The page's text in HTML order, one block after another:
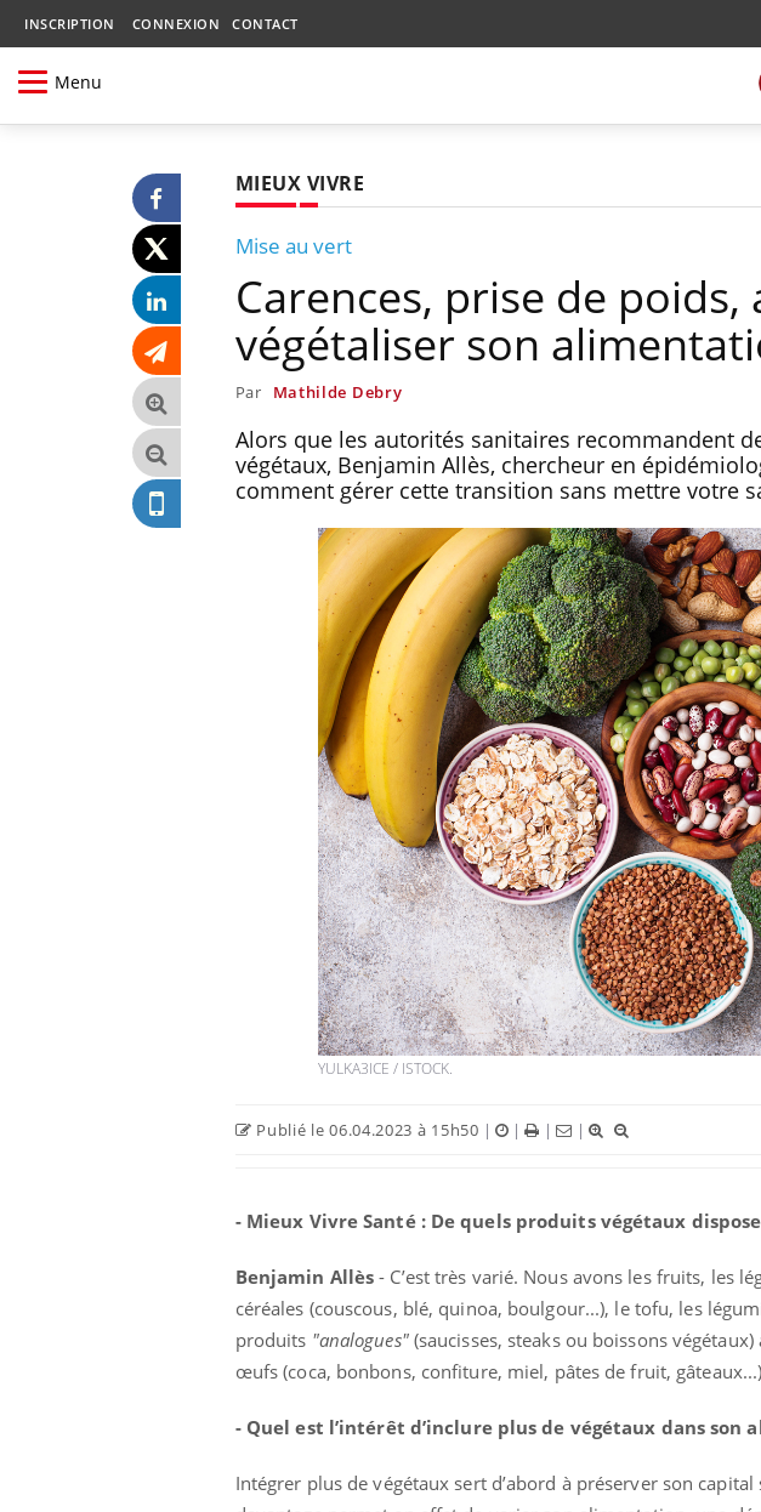
INSCRIPTION CONNEXION CONTACT
Menu
MIEUX VIVRE
Mise au vert
Carences, prise de
végétaliser son
Par Mathilde Debry
Alors que les autorités sanitaires recommandent
végétaux, Benjamin Allès, chercheur en
comment gérer cette transition sans mettre votre
YULKA3ICE / ISTOCK.
Publié le 06.04.2023 à 15h50 | | | |
- Mieux Vivre Santé : De quels produits végétaux
Benjamin Allès - C’est très varié. Nous avons les fruits, les
céréales (couscous, blé, quinoa, boulgour...), le tofu, les
produits "analogues"(saucisses, steaks ou boissons
œufs (coca, bonbons, confiture, miel, pâtes de fruit,
- Quel est l’intérêt d’inclure plus de végétaux dans
Intégrer plus de végétaux sert d’abord à préserver son
Pourquoi
protéines
finalement